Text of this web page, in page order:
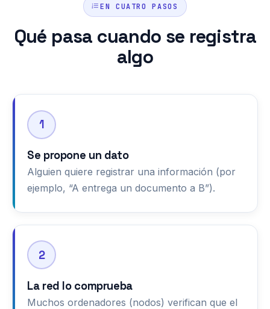
EN CUATRO PASOS
Qué pasa cuando se registra
algo
1
Se propone un dato
Alguien quiere registrar una información (por
ejemplo, “A entrega un documento a B”).
2
La red lo comprueba
Muchos ordenadores (nodos) verifican que el